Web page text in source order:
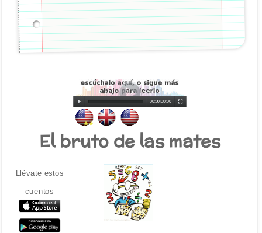
00:00 |00:00
El bruto de las mates
Llévate estos
cuentos